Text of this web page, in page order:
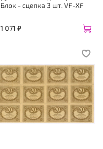
Блок - сцепка 3 шт. VF-XF
1 071 ₽